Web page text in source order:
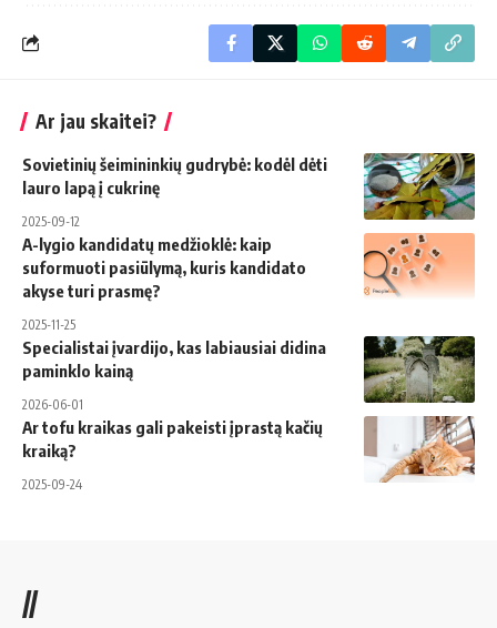
Ar jau skaitei?
Sovietinių šeimininkių gudrybė: kodėl dėti
lauro lapą į cukrinę
2025-09-12
A-lygio kandidatų medžioklė: kaip
suformuoti pasiūlymą, kuris kandidato
akyse turi prasmę?
2025-11-25
Specialistai įvardijo, kas labiausiai didina
paminklo kainą
2026-06-01
Ar tofu kraikas gali pakeisti įprastą kačių
kraiką?
2025-09-24
//